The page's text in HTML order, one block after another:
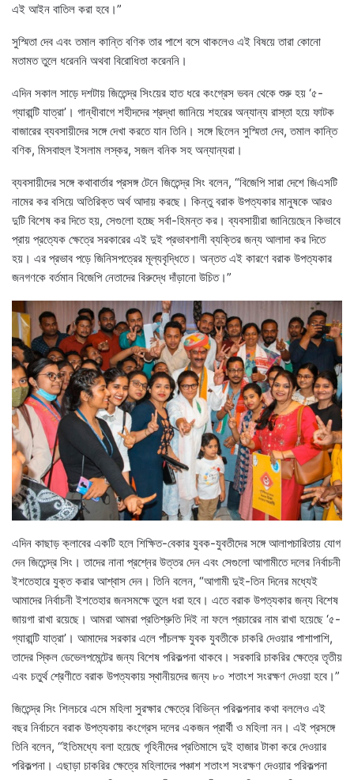
এই আইন বাতিল করা হবে।”
সুস্মিতা দেব এবং তমাল কান্তি বণিক তার পাশে বসে থাকলেও এই বিষয়ে তারা কোনো
মতামত তুলে ধরেননি অথবা বিরোধিতা করেননি।
এদিন সকাল সাড়ে দশটায় জিতেন্দ্র সিংয়ের হাত ধরে কংগ্রেস ভবন থেকে শুরু হয় ‘৫-
গ্যারান্টি যাত্রা’। গান্ধীবাগে শহীদদের শ্রদ্ধা জানিয়ে শহরের অন্যান্য রাস্তা হয়ে ফাটক
বাজারের ব্যবসায়ীদের সঙ্গে দেখা করতে যান তিনি। সঙ্গে ছিলেন সুস্মিতা দেব, তমাল কান্তি
বণিক, মিসবাহুল ইসলাম লস্কর, সজল বনিক সহ অন্যান্যরা।
ব্যবসায়ীদের সঙ্গে কথাবার্তার প্রসঙ্গ টেনে জিতেন্দ্র সিং বলেন, “বিজেপি সারা দেশে জিএসটি
নামের কর বসিয়ে অতিরিক্ত অর্থ আদায় করছে। কিন্তু বরাক উপত্যকার মানুষকে আরও
দুটি বিশেষ কর দিতে হয়, সেগুলো হচ্ছে সর্বা-হিমন্ত কর। ব্যবসায়ীরা জানিয়েছেন কিভাবে
প্রায় প্রত্যেক ক্ষেত্রে সরকারের এই দুই প্রভাবশালী ব্যক্তির জন্য আলাদা কর দিতে
হয়। এর প্রভাব পড়ে জিনিসপত্রের মূল্যবৃদ্ধিতে। অন্তত এই কারণে বরাক উপত্যকার
জনগণকে বর্তমান বিজেপি নেতাদের বিরুদ্ধে দাঁড়ানো উচিত।”
এদিন কাছাড় ক্লাবের একটি হলে শিক্ষিত-বেকার যুবক-যুবতীদের সঙ্গে আলাপচারিতায় যোগ
দেন জিতেন্দ্র সিং। তাদের নানা প্রশ্নের উত্তর দেন এবং সেগুলো আগামীতে দলের নির্বাচনী
ইশতেহারে যুক্ত করার আশ্বাস দেন। তিনি বলেন, “আগামী দুই-তিন দিনের মধ্যেই
আমাদের নির্বাচনী ইশতেহার জনসমক্ষে তুলে ধরা হবে। এতে বরাক উপত্যকার জন্য বিশেষ
জায়গা রাখা রয়েছে। আমরা আমরা প্রতিশ্রুতি দিই না ফলে প্রচারের নাম রাখা হয়েছে ‘৫-
গ্যারান্টি যাত্রা’। আমাদের সরকার এলে পাঁচলক্ষ যুবক যুবতীকে চাকরি দেওয়ার পাশাপাশি,
তাদের স্কিল ডেভেলপমেন্টের জন্য বিশেষ পরিকল্পনা থাকবে। সরকারি চাকরির ক্ষেত্রে তৃতীয়
এবং চতুর্থ শ্রেণীতে বরাক উপত্যকায় স্থানীয়দের জন্য ৮০ শতাংশ সংরক্ষণ দেওয়া হবে।”
জিতেন্দ্র সিং শিলচরে এসে মহিলা সুরক্ষার ক্ষেত্রে বিভিন্ন পরিকল্পনার কথা বললেও এই
বছর নির্বাচনে বরাক উপত্যকায় কংগ্রেস দলের একজন প্রার্থী ও মহিলা নন। এই প্রসঙ্গে
তিনি বলেন, “ইতিমধ্যে বলা হয়েছে গৃহিনীদের প্রতিমাসে দুই হাজার টাকা করে দেওয়ার
পরিকল্পনা। এছাড়া চাকরির ক্ষেত্রে মহিলাদের পঞ্চাশ শতাংশ সংরক্ষণ দেওয়ার পরিকল্পনা